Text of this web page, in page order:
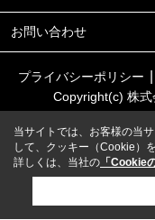
お問い合わせ
プライバシーポリシー
Copyright(c) 株式
当サイトでは、お客様の当
して、クッキー（Cookie）
詳しくは、当社の 「Cookie